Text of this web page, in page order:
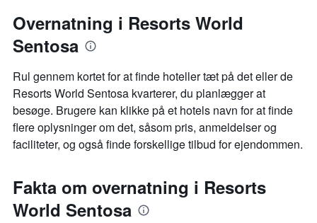
Overnatning i Resorts World
Sentosa
Rul gennem kortet for at finde hoteller tæt på det eller de
Resorts World Sentosa kvarterer, du planlægger at
besøge. Brugere kan klikke på et hotels navn for at finde
flere oplysninger om det, såsom pris, anmeldelser og
faciliteter, og også finde forskellige tilbud for ejendommen.
Fakta om overnatning i Resorts
World Sentosa